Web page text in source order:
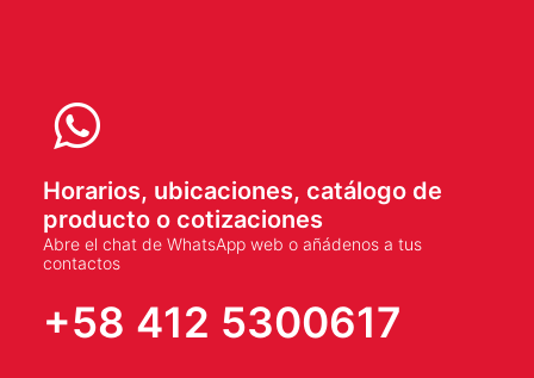
Horarios, ubicaciones, catálogo de
producto o cotizaciones
Abre el chat de WhatsApp web o añádenos a tus
contactos
+58 412 5300617